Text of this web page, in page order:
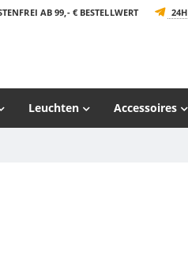
AB 99,- € BESTELLWERT
Leuchten Accessoires